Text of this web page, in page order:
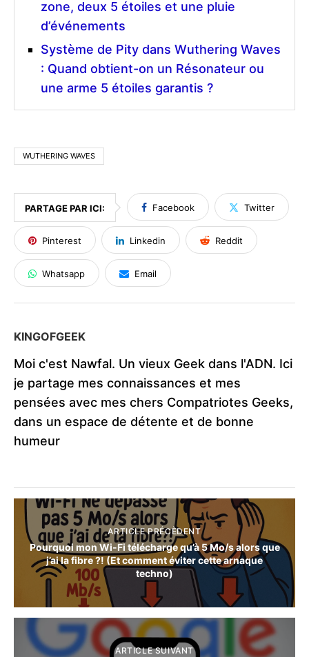
zone, deux 5 étoiles et une pluie
d’événements
Système de Pity dans Wuthering Waves
: Quand obtient-on un Résonateur ou
une arme 5 étoiles garantis ?
WUTHERING WAVES
PARTAGE PAR ICI: Facebook Twitter
Pinterest Linkedin Reddit
Whatsapp Email
KINGOFGEEK
Moi c'est Nawfal. Un vieux Geek dans l'ADN. Ici
je partage mes connaissances et mes
pensées avec mes chers Compatriotes Geeks,
dans un espace de détente et de bonne
humeur
ARTICLE PRÉCÈDENT
Pourquoi mon Wi-Fi télécharge qu’à 5 Mo/s alors que
j’ai la fibre ?! (Et comment éviter cette arnaque
techno)
ARTICLE SUIVANT